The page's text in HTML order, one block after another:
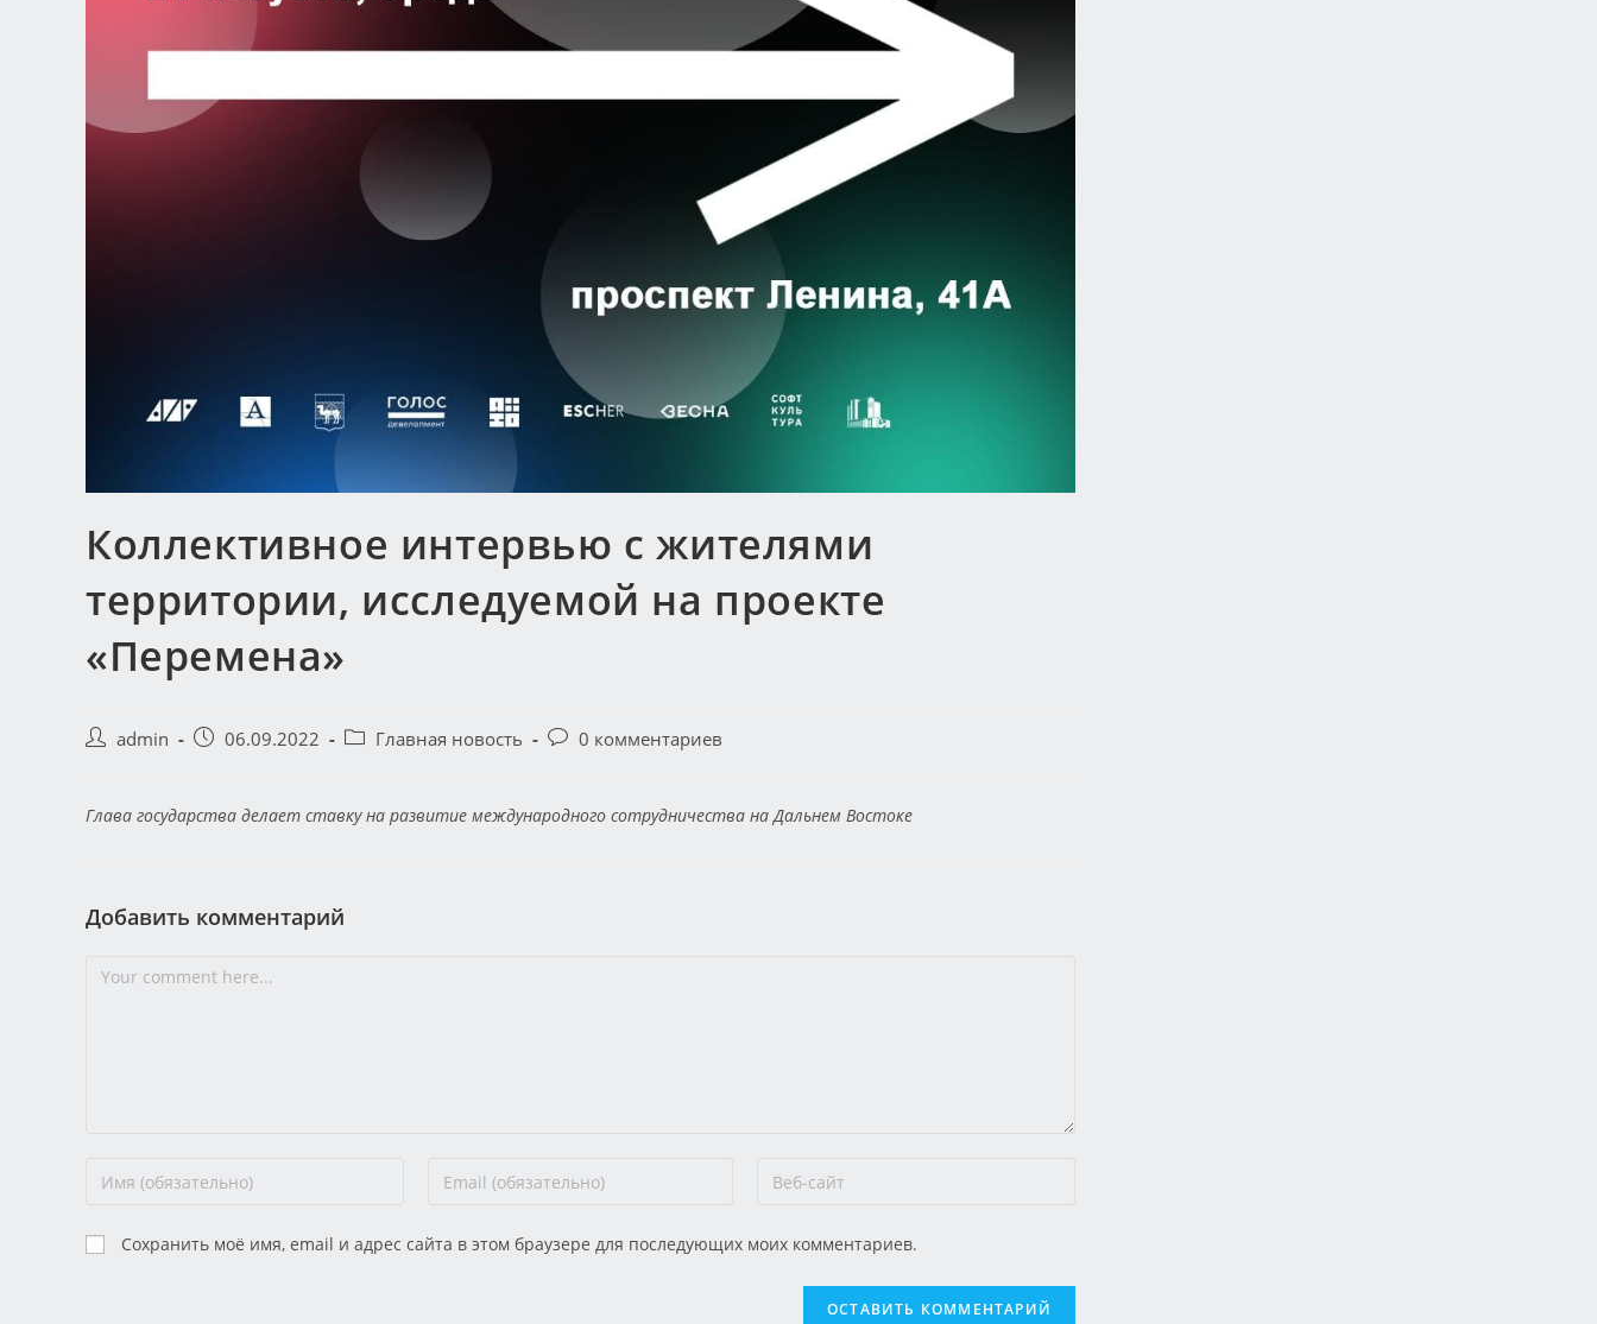
Коллективное интервью с жителями
территории, исследуемой на проекте
«Перемена»
admin 06.09.2022 Главная новость 0 комментариев
Глава государства делает ставку на развитие международного сотрудничества на Дальнем Востоке
Добавить комментарий
Сохранить моё имя, email и адрес сайта в этом браузере для последующих моих комментариев.